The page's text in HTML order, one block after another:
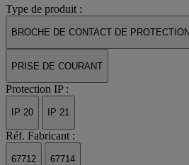
Type de produit :
BROCHE DE CONTACT DE PROTECTION
PRISE DE COURANT
Protection IP :
IP 20 IP 21
Réf. Fabricant :
67712 67714